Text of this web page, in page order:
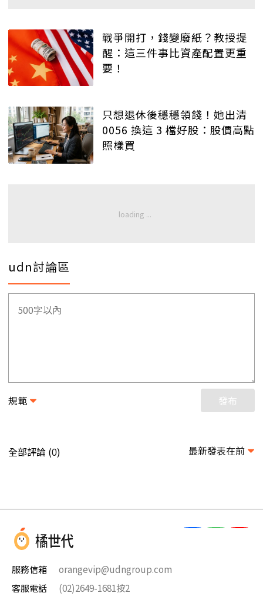
戰爭開打，錢變廢紙？教授提
醒：這三件事比資產配置更重
要！
只想退休後穩穩領錢！她出清
0056 換這 3 檔好股：股價高點
照樣買
udn討論區
規範 發布
全部評論 (0) 最新發表在前
服務信箱
orangevip@udngroup.com
客服電話
(02)2649-1681按2